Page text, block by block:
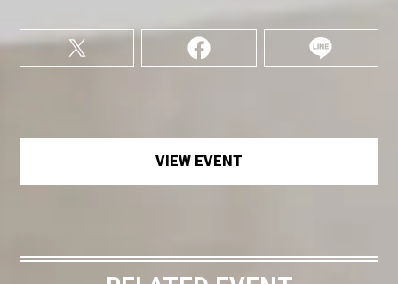
VIEW EVENT